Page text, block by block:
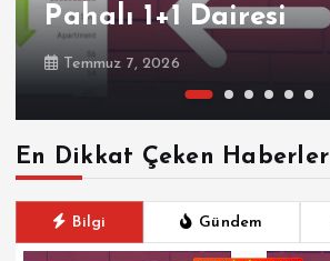
Pahalı 1+1 Dairesi
Temmuz 7, 2026
En Dikkat Çeken Haberler
Bilgi Gündem